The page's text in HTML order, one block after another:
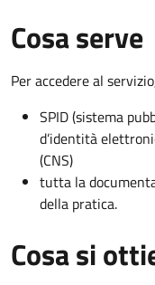
Cosa serve
Per accedere al
SPID (sistema
d’identità
(CNS)
tutta la
della pratica.
Cosa si